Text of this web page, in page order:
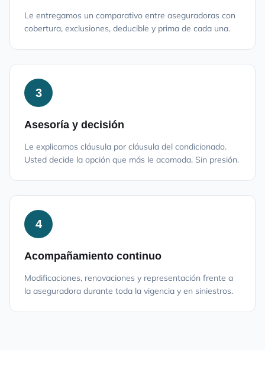
Le entregamos un comparativo entre aseguradoras con
cobertura, exclusiones, deducible y prima de cada una.
3
Asesoría y decisión
Le explicamos cláusula por cláusula del condicionado.
Usted decide la opción que más le acomoda. Sin presión.
4
Acompañamiento continuo
Modificaciones, renovaciones y representación frente a
la aseguradora durante toda la vigencia y en siniestros.